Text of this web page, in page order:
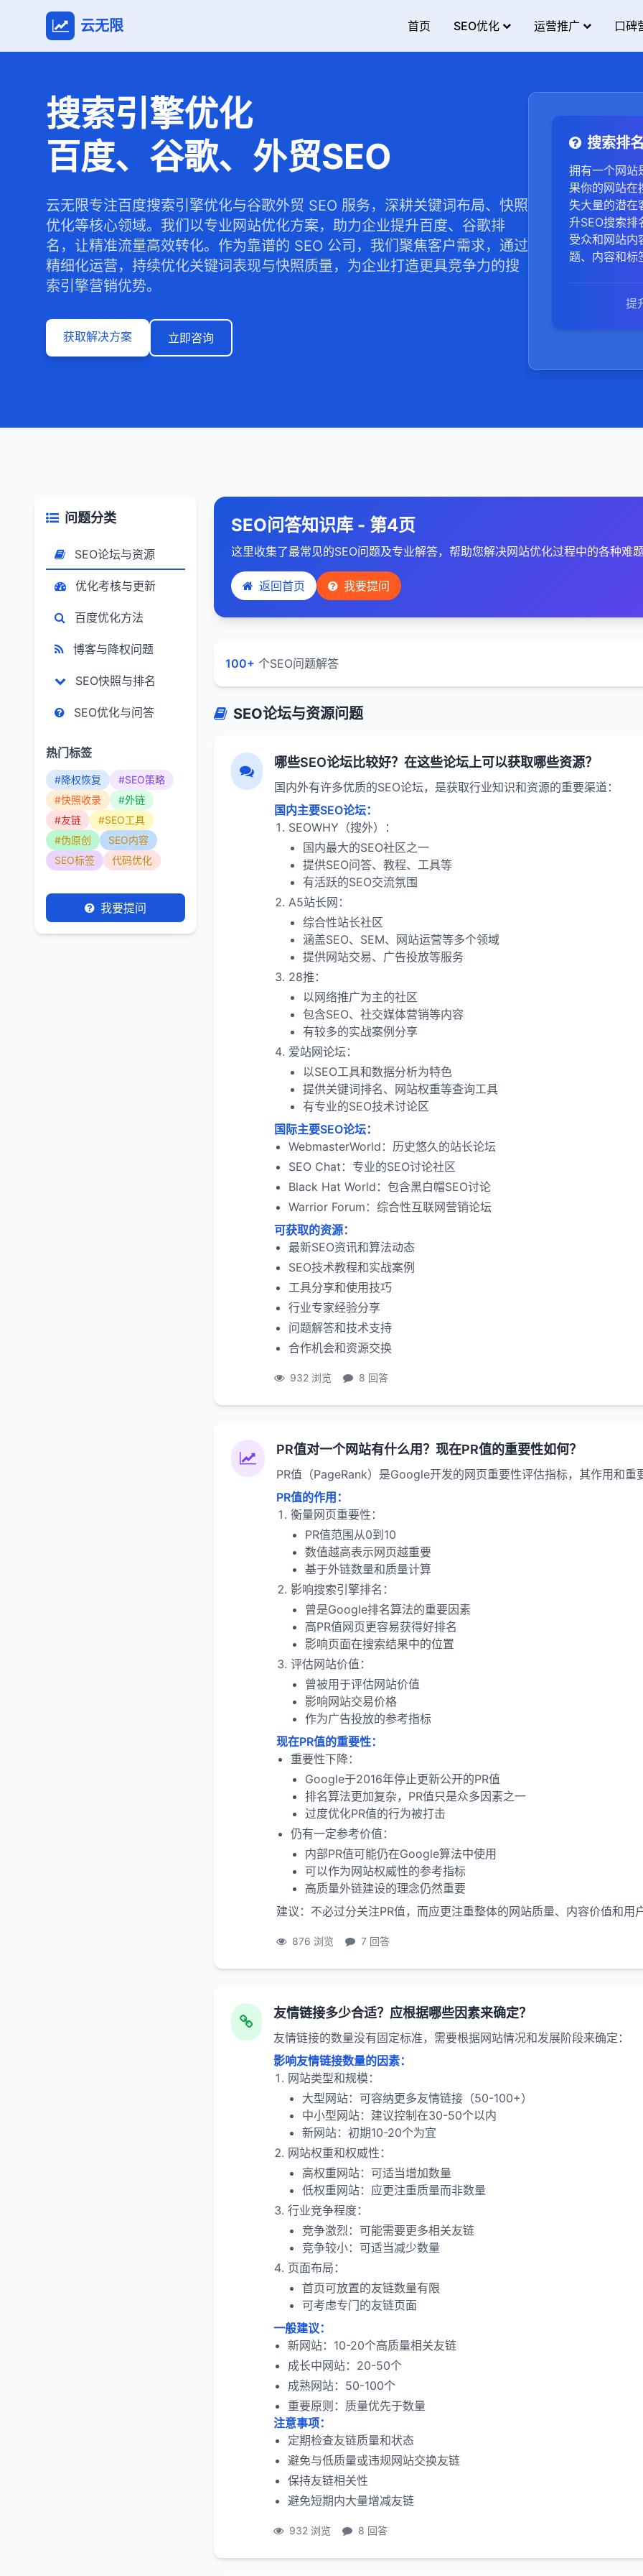
云无限 首页 SEO优化 运营推广 口碑
搜索引擎优化
百度、谷歌、外贸SEO
云无限专注百度搜索引擎优化与谷歌外贸 SEO 服务，深耕关键词布局、快照
优化等核心领域。我们以专业网站优化方案，助力企业提升百度、谷歌排
名，让精准流量高效转化。作为靠谱的 SEO 公司，我们聚焦客户需求，通过
精细化运营，持续优化关键词表现与快照质量，为企业打造更具竞争力的搜
索引擎营销优势。
获取解决方案 立即咨询
搜索排
拥有一个网站
果你的网站在
失大量的潜在
升SEO搜索排
受众和网站内
题、内容和标
晰、简洁，
极获取高质量
提
问题分类
SEO论坛与资源
优化考核与更新
百度优化方法
博客与降权问题
SEO快照与排名
SEO优化与问答
热门标签
#降权恢复
#SEO策略
#快照收录
#外链
#友链
#SEO工具
#伪原创
SEO内容
SEO标签
代码优化
我要提问
SEO问答知识库 - 第4页
这里收集了最常见的SEO问题及专业解答，帮助您解决网站优化过程中的各种难
返回首页 我要提问
100+ 个SEO问题解答
SEO论坛与资源问题
哪些SEO论坛比较好？在这些论坛上可以获取哪些资源？
国内外有许多优质的SEO论坛，是获取行业知识和资源的重要渠道：
国内主要SEO论坛：
SEOWHY（搜外）：
国内最大的SEO社区之一
提供SEO问答、教程、工具等
有活跃的SEO交流氛围
A5站长网：
综合性站长社区
涵盖SEO、SEM、网站运营等多个领域
提供网站交易、广告投放等服务
28推：
以网络推广为主的社区
包含SEO、社交媒体营销等内容
有较多的实战案例分享
爱站网论坛：
以SEO工具和数据分析为特色
提供关键词排名、网站权重等查询工具
有专业的SEO技术讨论区
国际主要SEO论坛：
WebmasterWorld：历史悠久的站长论坛
SEO Chat：专业的SEO讨论社区
Black Hat World：包含黑白帽SEO讨论
Warrior Forum：综合性互联网营销论坛
可获取的资源：
最新SEO资讯和算法动态
SEO技术教程和实战案例
工具分享和使用技巧
行业专家经验分享
问题解答和技术支持
合作机会和资源交换
932 浏览 8 回答
PR值对一个网站有什么用？现在PR值的重要性如何？
PR值（PageRank）是Google开发的网页重要性评估指标，其作用和重
PR值的作用：
衡量网页重要性：
PR值范围从0到10
数值越高表示网页越重要
基于外链数量和质量计算
影响搜索引擎排名：
曾是Google排名算法的重要因素
高PR值网页更容易获得好排名
影响页面在搜索结果中的位置
评估网站价值：
曾被用于评估网站价值
影响网站交易价格
作为广告投放的参考指标
现在PR值的重要性：
重要性下降：
Google于2016年停止更新公开的PR值
排名算法更加复杂，PR值只是众多因素之一
过度优化PR值的行为被打击
仍有一定参考价值：
内部PR值可能仍在Google算法中使用
可以作为网站权威性的参考指标
高质量外链建设的理念仍然重要
建议：不必过分关注PR值，而应更注重整体的网站质量、内容价值和用
876 浏览 7 回答
友情链接多少合适？应根据哪些因素来确定？
友情链接的数量没有固定标准，需要根据网站情况和发展阶段来确定：
影响友情链接数量的因素：
网站类型和规模：
大型网站：可容纳更多友情链接（50-100+）
中小型网站：建议控制在30-50个以内
新网站：初期10-20个为宜
网站权重和权威性：
高权重网站：可适当增加数量
低权重网站：应更注重质量而非数量
行业竞争程度：
竞争激烈：可能需要更多相关友链
竞争较小：可适当减少数量
页面布局：
首页可放置的友链数量有限
可考虑专门的友链页面
一般建议：
新网站：10-20个高质量相关友链
成长中网站：20-50个
成熟网站：50-100个
重要原则：质量优先于数量
注意事项：
定期检查友链质量和状态
避免与低质量或违规网站交换友链
保持友链相关性
避免短期内大量增减友链
932 浏览 8 回答